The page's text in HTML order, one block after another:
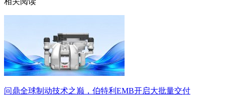
问鼎全球制动技术之巅，伯特利EMB开启大批量交付